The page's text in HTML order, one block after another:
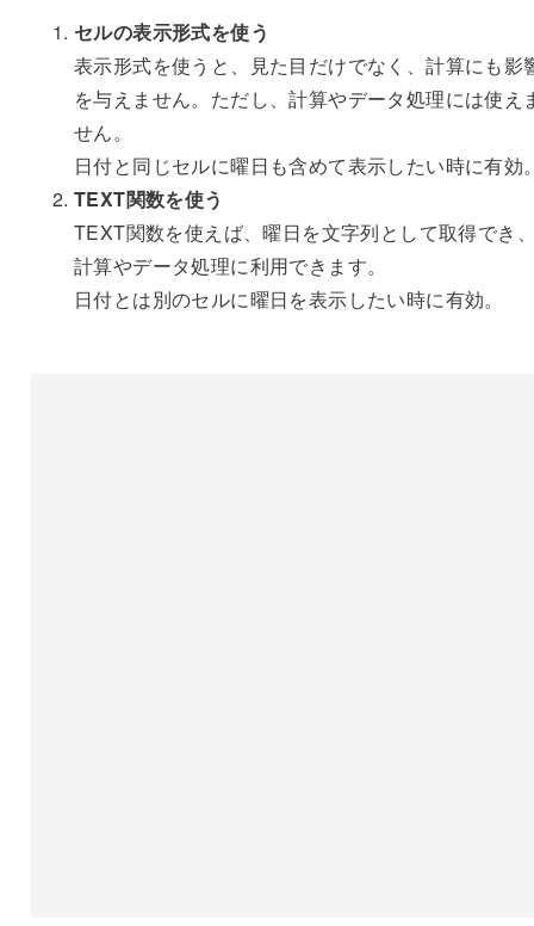
セルの表示形式を使う
表示形式を使うと、見た目だけでなく、計算にも影
を与えません。ただし、計算やデータ処理には使え
せん。
日付と同じセルに曜日も含めて表示したい時に有効
TEXT関数を使う
TEXT関数を使えば、曜日を文字列として取得でき
計算やデータ処理に利用できます。
日付とは別のセルに曜日を表示したい時に有効。